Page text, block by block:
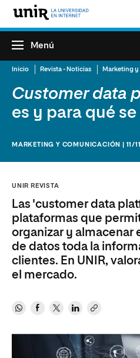
Menú
Inicio Revista - Noticias
Customer data
es y para qué se
MARKETING Y COMUNICACIÓN | 11/
UNIR REVISTA
Las 'customer data
plataformas que
organizar y almacenar
de datos toda la
clientes. En UNIR,
el mercado.